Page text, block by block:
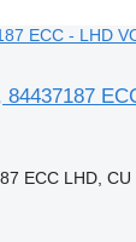
ECC LHD, CU